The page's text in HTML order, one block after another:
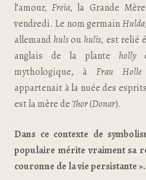
l’amour,Freia, la Grande
vendredi. Le nom germainHulda
allemand hulsou hulis, est relié
anglais de la plante holly
mythologique, à Frau Holle
appartenait à la nuée des
est la mère de Thor(Donar).
Dans ce contexte de
populaire mérite vraiment sa
couronne de la vie persistante ».